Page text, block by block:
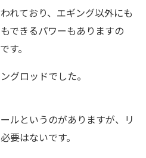
れており、エギング以外にも
できるパワーもありますの
す。
グロッドでした。
ルというのがありますが、リ
要はないです。